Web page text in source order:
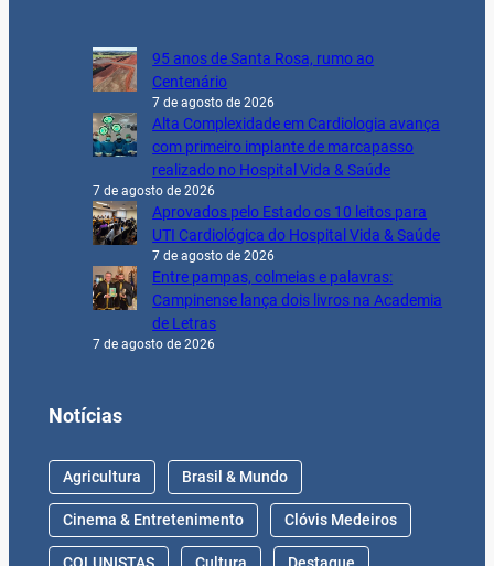
95 anos de Santa Rosa, rumo ao
Centenário
7 de agosto de 2026
Alta Complexidade em Cardiologia avança
com primeiro implante de marcapasso
realizado no Hospital Vida & Saúde
7 de agosto de 2026
Aprovados pelo Estado os 10 leitos para
UTI Cardiológica do Hospital Vida & Saúde
7 de agosto de 2026
Entre pampas, colmeias e palavras:
Campinense lança dois livros na Academia
de Letras
7 de agosto de 2026
Notícias
Agricultura Brasil & Mundo
Cinema & Entretenimento Clóvis Medeiros
COLUNISTAS Cultura Destaque